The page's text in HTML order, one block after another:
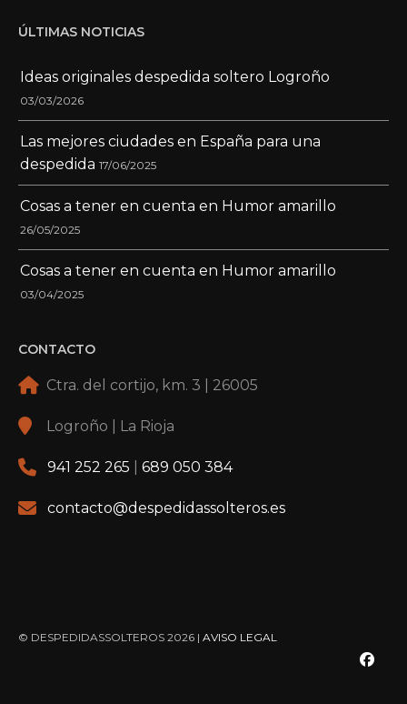
ÚLTIMAS NOTICIAS
Ideas originales despedida soltero Logroño
03/03/2026
Las mejores ciudades en España para una
despedida 17/06/2025
Cosas a tener en cuenta en Humor amarillo
26/05/2025
Cosas a tener en cuenta en Humor amarillo
03/04/2025
CONTACTO
Ctra. del cortijo, km. 3 | 26005
Logroño | La Rioja
941 252 265 689 050 384
contacto@despedidassolteros.es
© DESPEDIDASSOLTEROS 2026 | AVISO LEGAL